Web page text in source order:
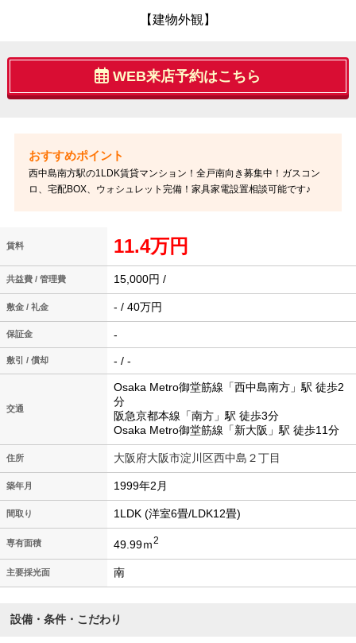
【建物外観】
WEB来店予約はこちら
西中島南方駅の1LDK賃貸マンション！全戸南向き募集中！ガスコン
ロ、宅配BOX、ウォシュレット完備！家具家電設置相談可能です♪
賃料 11.4万円
共益費 / 管理費 15,000円 /
敷金 / 礼金 - / 40万円
保証金 -
敷引 / 償却 - / -
交通
Osaka Metro御堂筋線「西中島南方」駅 徒歩2
分
阪急京都本線「南方」駅 徒歩3分
Osaka Metro御堂筋線「新大阪」駅 徒歩11分
住所 大阪府大阪市淀川区西中島２丁目
築年月 1999年2月
間取り 1LDK (洋室6畳/LDK12畳)
専有面積 49.99ｍ2
主要採光面 南
設備・条件・こだわり